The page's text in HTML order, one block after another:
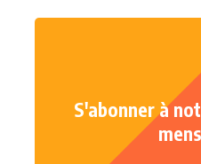
S'abonner à